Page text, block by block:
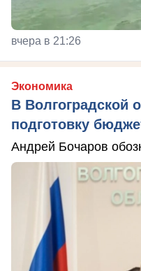
вчера в 21:26
Экономика
В Волгоградской
подготовку
Андрей Бочаров